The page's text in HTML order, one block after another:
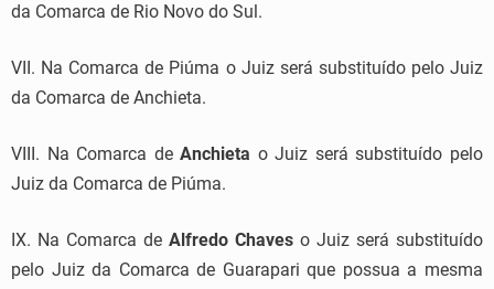
da Comarca de Rio Novo do Sul.
VII. Na Comarca de Piúma o Juiz será substituído pelo Juiz
da Comarca de Anchieta.
VIII. Na Comarca deAnchieta o Juiz será substituído pelo
Juiz da Comarca de Piúma.
IX. Na Comarca de Alfredo Chaves o Juiz será substituído
pelo Juiz da Comarca de Guarapari que possua a mesma